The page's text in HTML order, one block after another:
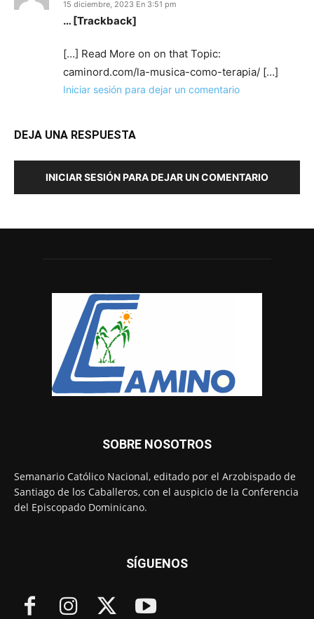
15 diciembre, 2023 En 3:51 pm
… [Trackback]
[…] Read More on on that Topic:
caminord.com/la-musica-como-terapia/ […]
Iniciar sesión para dejar un comentario
DEJA UNA RESPUESTA
INICIAR SESIÓN PARA DEJAR UN COMENTARIO
SOBRE NOSOTROS
Semanario Católico Nacional, editado por el Arzobispado de
Santiago de los Caballeros, con el auspicio de la Conferencia
del Episcopado Dominicano.
SÍGUENOS